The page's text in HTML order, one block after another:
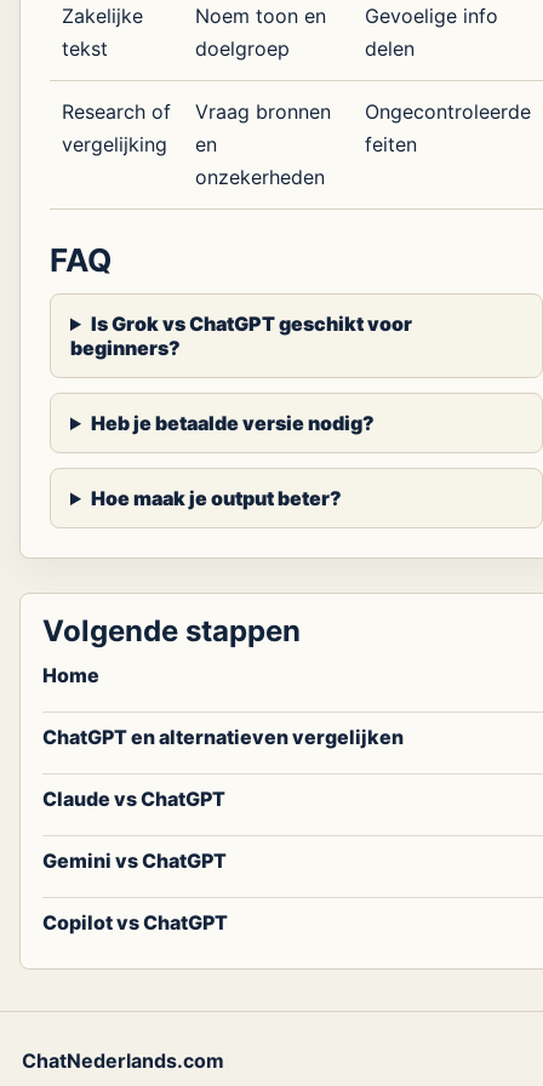
Zakelijke
tekst
Noem toon en
doelgroep
Gevoelige info
delen
Research of
vergelijking
Vraag bronnen
en
onzekerheden
Ongecontroleerde
feiten
FAQ
Is Grok vs ChatGPT geschikt voor
beginners?
Heb je betaalde versie nodig?
Hoe maak je output beter?
Volgende stappen
Home
ChatGPT en alternatieven vergelijken
Claude vs ChatGPT
Gemini vs ChatGPT
Copilot vs ChatGPT
ChatNederlands.com